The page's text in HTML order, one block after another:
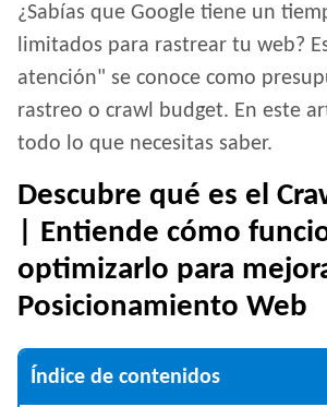
¿Sabías que Google tiene un
limitados para rastrear tu web?
atención" se conoce como
rastreo o crawl budget. En este
todo lo que necesitas saber.
Descubre qué es el
| Entiende cómo
optimizarlo para
Posicionamiento Web
Índice de contenidos